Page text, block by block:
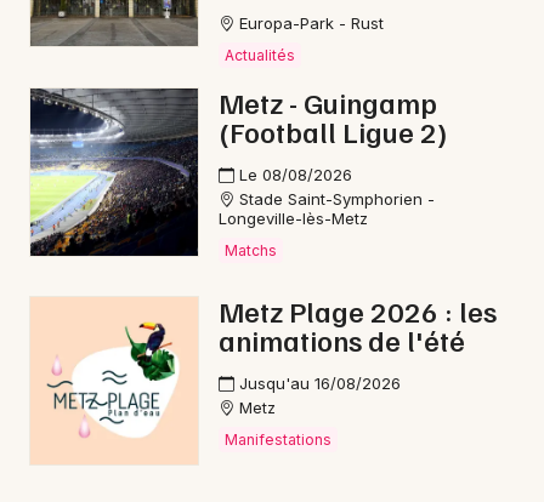
57 - Moselle
Choisir mes départements
Europa-Park - Rust
Actualités
Metz - Guingamp
(Football Ligue 2)
Le 08/08/2026
Stade Saint-Symphorien -
Longeville-lès-Metz
Matchs
Metz Plage 2026 : les
animations de l'été
Jusqu'au 16/08/2026
Metz
Manifestations